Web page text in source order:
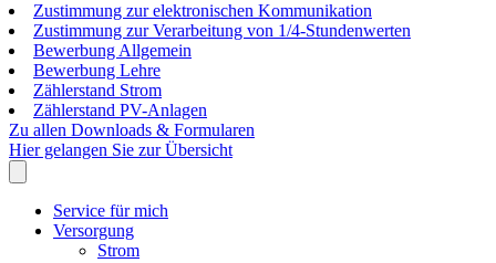
Zustimmung zur elektronischen Kommunikation
Zustimmung zur Verarbeitung von 1/4-Stundenwerten
Bewerbung Allgemein
Bewerbung Lehre
Zählerstand Strom
Zählerstand PV-Anlagen
Zu allen Downloads & Formularen
Hier gelangen Sie zur Übersicht
Service für mich
Versorgung
Strom